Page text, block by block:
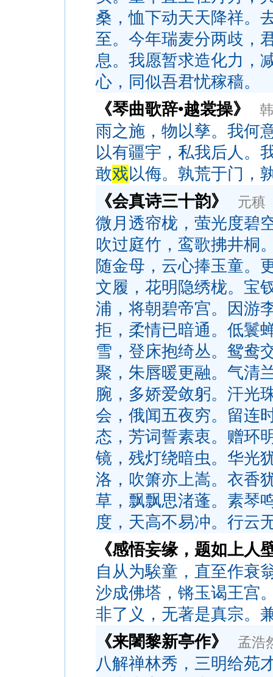
桑，恤下动天天降祥。
至。今年瑞麦分两歧，
息。我愿暂求造化力，
心，同似吾君忧稼穑。
《琴曲歌辞•越裳操》
雨之施，物以孳。我何
以有疆宇，私我后人。
敢戏以侮。孰荒于门，
《会真诗三十韵》
元稹
微月透帘栊，萤光度碧
吹过庭竹，鸾歌拂井桐
随金母，云心捧玉童。
文履，花明隐绣栊。宝
浦，将朝碧帝宫。因游
拒，柔情已暗通。低鬟
雪，登床抱绮丛。鸳鸯
聚，朱唇暖更融。气清
腕，多娇爱敛躬。汗光
会，俄闻五夜穷。留连
态，芳词誓素衷。赠环
镜，残灯绕暗虫。华光
洛，吹箫亦上嵩。衣香
草，飘飘思渚蓬。素琴
度，天高不易冲。行云
《感悟妄缘，题如上人
自从为騃童，直至作衰
沙成佛塔，锵玉谒王宫
非了义，无著是真宗。
《来闍黎新亭作》
孟浩
八解禅林秀，三明给苑